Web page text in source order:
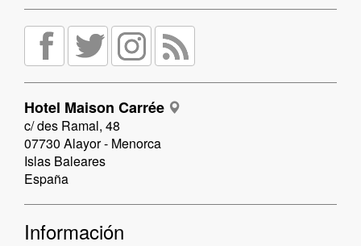
Hotel Maison Carrée
c/ des Ramal, 48
07730 Alayor - Menorca
Islas Baleares
España
Información